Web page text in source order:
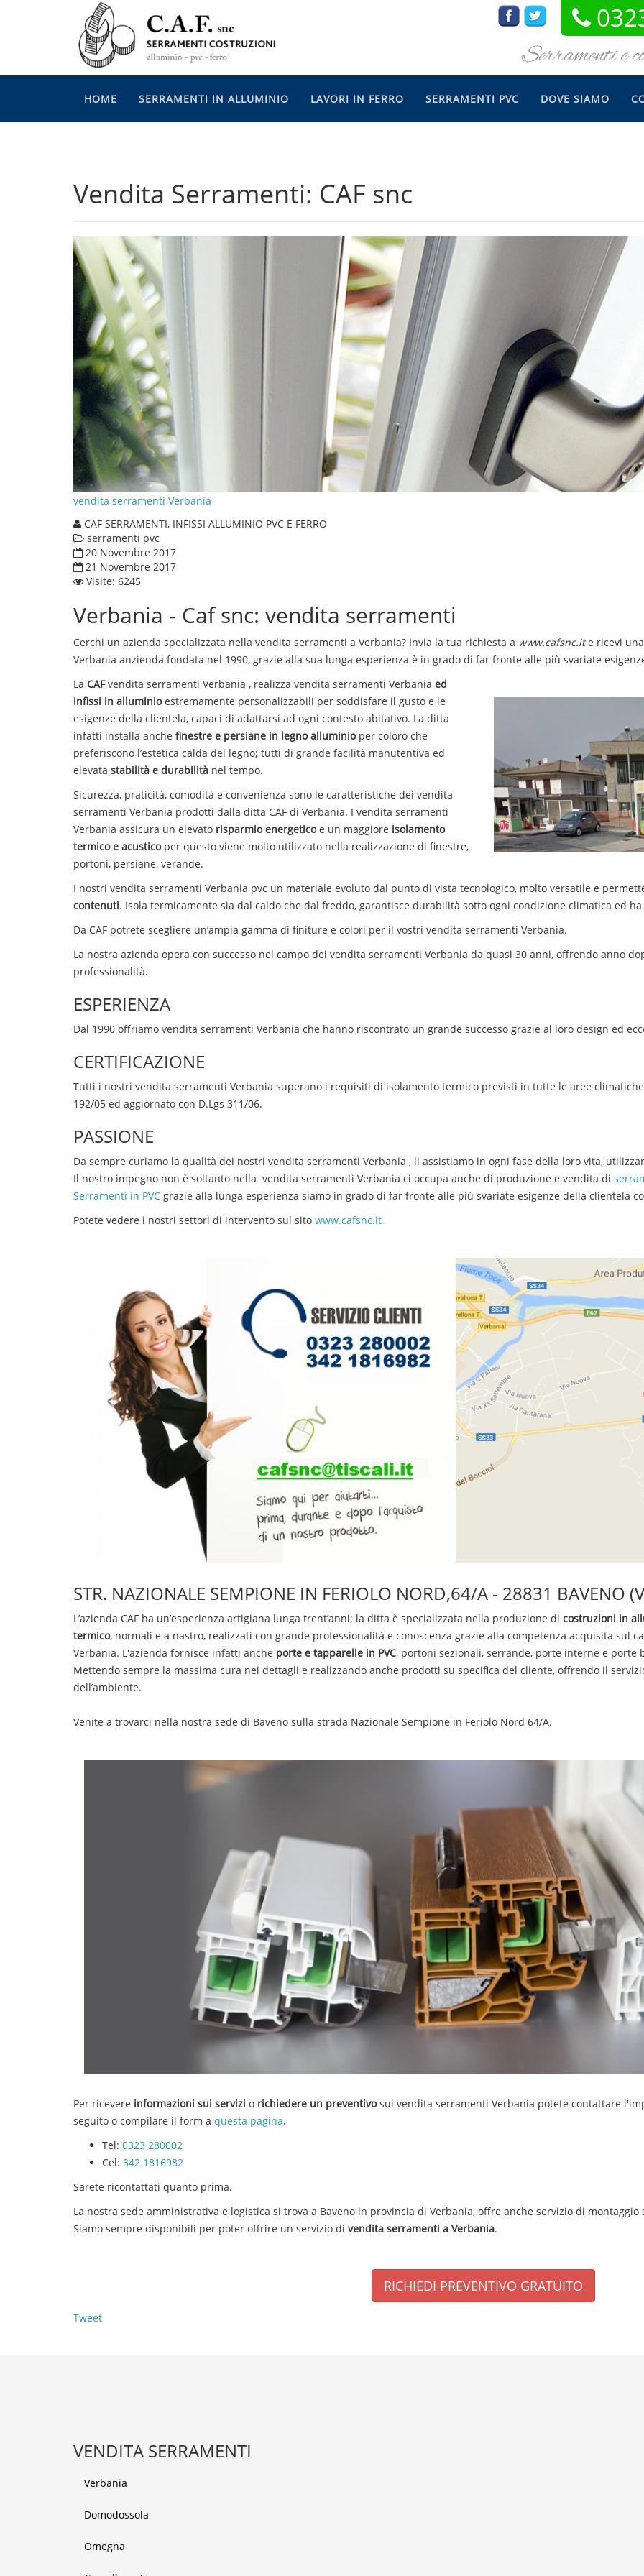
Serramenti e
HOME SERRAMENTI IN ALLUMINIO LAVORI IN FERRO SERRAMENTI PVC DOVE SIAMO
Vendita Serramenti: CAF snc
vendita serramenti Verbania
CAF SERRAMENTI, INFISSI ALLUMINIO PVC E FERRO
serramenti pvc
20 Novembre 2017
21 Novembre 2017
Visite: 6245
Verbania - Caf snc: vendita serramenti
Cerchi un azienda specializzata nella vendita serramenti a Verbania? Invia la tua richiesta a www.cafsnc.ite ricevi
Verbania anzienda fondata nel 1990, grazie alla sua lunga esperienza è in grado di far fronte alle più svariate
La CAFvendita serramenti Verbania , realizza vendita serramenti Verbania ed
infissi in alluminioestremamente personalizzabili per soddisfare il gusto e le
esigenze della clientela, capaci di adattarsi ad ogni contesto abitativo. La ditta
infatti installa anche finestre e persiane in legno alluminio per coloro che
preferiscono l’estetica calda del legno; tutti di grande facilità manutentiva ed
elevata stabilità e durabilità nel tempo.
Sicurezza, praticità, comodità e convenienza sono le caratteristiche dei vendita
serramenti Verbania prodotti dalla ditta CAF di Verbania. I vendita serramenti
Verbania assicura un elevato risparmio energeticoe un maggiore isolamento
termico e acusticoper questo viene molto utilizzato nella realizzazione di finestre,
portoni, persiane, verande.
I nostri vendita serramenti Verbania pvc un materiale evoluto dal punto di vista tecnologico, molto versatile e
contenuti. Isola termicamente sia dal caldo che dal freddo, garantisce durabilità sotto ogni condizione climatica ed
Da CAF potrete scegliere un’ampia gamma di finiture e colori per il vostri vendita serramenti Verbania.
La nostra azienda opera con successo nel campo dei vendita serramenti Verbania da quasi 30 anni, offrendo anno
professionalità.
ESPERIENZA
Dal 1990 offriamo vendita serramenti Verbania che hanno riscontrato un grande successo grazie al loro design ed
CERTIFICAZIONE
Tutti i nostri vendita serramenti Verbania superano i requisiti di isolamento termico previsti in tutte le aree
192/05 ed aggiornato con D.Lgs 311/06.
PASSIONE
Da sempre curiamo la qualità dei nostri vendita serramenti Verbania , li assistiamo in ogni fase della loro vita,
Il nostro impegno non è soltanto nella vendita serramenti Verbania ci occupa anche di produzione e vendita di
Serramenti in PVC grazie alla lunga esperienza siamo in grado di far fronte alle più svariate esigenze della clientela
Potete vedere i nostri settori di intervento sul sito www.cafsnc.it
STR. NAZIONALE SEMPIONE IN FERIOLO NORD,64/A - 28831 BAVENO
L’azienda CAF ha un’esperienza artigiana lunga trent’anni; la ditta è specializzata nella produzione di costruzioni in
termico, normali e a nastro, realizzati con grande professionalità e conoscenza grazie alla competenza acquisita sul
Verbania. L'azienda fornisce infatti anche porte e tapparelle in PVC, portoni sezionali, serrande, porte interne e porte
Mettendo sempre la massima cura nei dettagli e realizzando anche prodotti su specifica del cliente, offrendo il
dell’ambiente.
Venite a trovarci nella nostra sede di Baveno sulla strada Nazionale Sempione in Feriolo Nord 64/A.
Per ricevere informazioni sui servizi o richiedere un preventivosui vendita serramenti Verbania potete contattare
seguito o compilare il form a questa pagina.
Tel: 0323 280002
Cel: 342 1816982
Sarete ricontattati quanto prima.
La nostra sede amministrativa e logistica si trova a Baveno in provincia di Verbania, offre anche servizio di
Siamo sempre disponibili per poter offrire un servizio di vendita serramenti a Verbania.
RICHIEDI PREVENTIVO GRATUITO
Tweet
VENDITA SERRAMENTI
Verbania
Domodossola
Omegna